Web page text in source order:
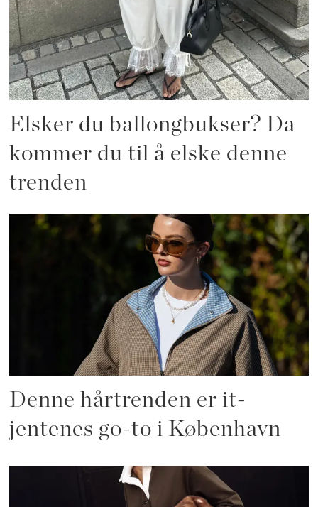
Elsker du ballongbukser? Da
kommer du til å elske denne
trenden
Denne hårtrenden er it-
jentenes go-to i København